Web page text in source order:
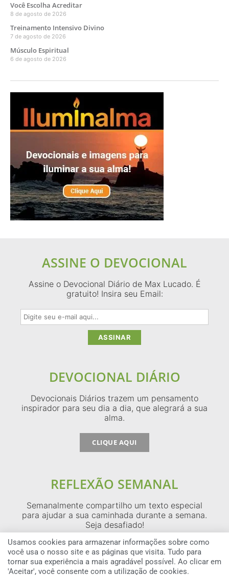
Você Escolha Acreditar
8 de agosto de 2026
Treinamento Intensivo Divino
7 de agosto de 2026
Músculo Espiritual
6 de agosto de 2026
ASSINE O DEVOCIONAL
Assine o Devocional Diário de Max Lucado. É
gratuito! Insira seu Email:
DEVOCIONAL DIÁRIO
Devocionais Diários trazem um pensamento
inspirador para seu dia a dia, que alegrará a sua
alma.
CLIQUE AQUI
REFLEXÃO SEMANAL
Semanalmente compartilho um texto especial
para ajudar a sua caminhada durante a semana.
Seja desafiado!
CLIQUE AQUI
Usamos cookies para armazenar informações sobre como
você usa o nosso site e as páginas que visita. Tudo para
tornar sua experiência a mais agradável possível. Ao clicar em
'Aceitar', você consente com a utilização de cookies.